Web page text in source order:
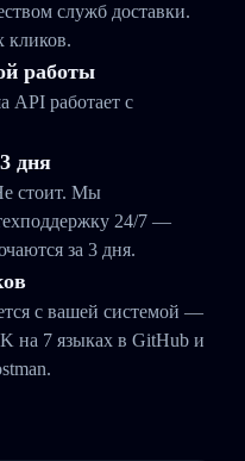
служб доставки.
кликов.
работы
API работает с
дня
стоит. Мы
24/7 —
за 3 дня.
с вашей системой —
на 7 языках в GitHub и